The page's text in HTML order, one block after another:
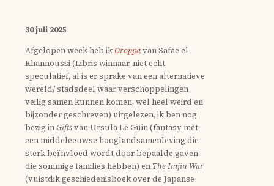
30 juli 2025
Afgelopen week heb ikOroppavan Safae el
Khannoussi (Libris winnaar, niet echt
speculatief, al is er sprake van een alternatieve
wereld/ stadsdeel waar verschoppelingen
veilig samen kunnen komen, wel heel weird en
bijzonder geschreven) uitgelezen, ik ben nog
bezig inGiftsvan Ursula Le Guin (fantasy met
een middeleeuwse hooglandsamenleving die
sterk beïnvloed wordt door bepaalde gaven
die sommige families hebben) en The Imjin War
(vuistdik geschiedenisboek over de Japanse